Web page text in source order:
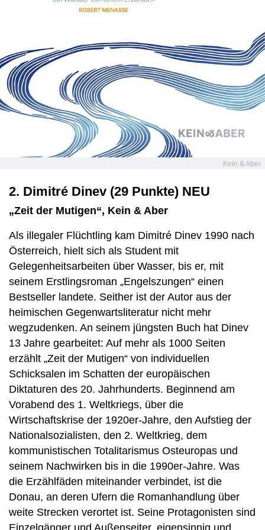
Kein & Aber
2. Dimitré Dinev (29 Punkte) NEU
„Zeit der Mutigen“, Kein & Aber
Als illegaler Flüchtling kam Dimitré Dinev 1990 nach
Österreich, hielt sich als Student mit
Gelegenheitsarbeiten über Wasser, bis er, mit
seinem Erstlingsroman „Engelszungen“ einen
Bestseller landete. Seither ist der Autor aus der
heimischen Gegenwartsliteratur nicht mehr
wegzudenken. An seinem jüngsten Buch hat Dinev
13 Jahre gearbeitet: Auf mehr als 1000 Seiten
erzählt „Zeit der Mutigen“ von individuellen
Schicksalen im Schatten der europäischen
Diktaturen des 20. Jahrhunderts. Beginnend am
Vorabend des 1. Weltkriegs, über die
Wirtschaftskrise der 1920er-Jahre, den Aufstieg der
Nationalsozialisten, den 2. Weltkrieg, dem
kommunistischen Totalitarismus Osteuropas und
seinem Nachwirken bis in die 1990er-Jahre. Was
die Erzählfäden miteinander verbindet, ist die
Donau, an deren Ufern die Romanhandlung über
weite Strecken verortet ist. Seine Protagonisten sind
Einzelgänger und Außenseiter, eigensinnig und